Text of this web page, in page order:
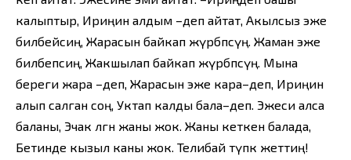
калыптыр, Ириңин алдым –деп айтат, Акылсыз эже
билбейсиң, Жарасын байкап жүрбөпсүң. Жаман эже
билбепсиң, Жакшылап байкап жүрбөпсүң. Мына
береги жара –деп, Жарасын эже кара–деп, Ириңин
алып салган соң, Уктап калды бала–деп. Эжеси алса
баланы, Эчак өлгөн жаны жок. Жаны кеткен балада,
Бетинде кызыл каны жок. Телибай түпкө жеттиң!